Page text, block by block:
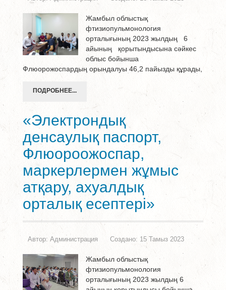
Жамбыл облыстық
фтизиопульмонология
орталығының 2023 жылдың 6
айының қорытындысына сәйкес
облыс бойынша
Флюорожоспардың орындалуы 46,2 пайызды құрады,
ПОДРОБНЕЕ...
«Электрондық
денсаулық паспорт,
Флюороожоспар,
маркерлермен жұмыс
атқару, ахуалдық
орталық есептері»
Автор: Администрация Создано: 15 Тамыз 2023
Жамбыл облыстық
фтизиопульмонология
орталығының 2023 жылдың 6